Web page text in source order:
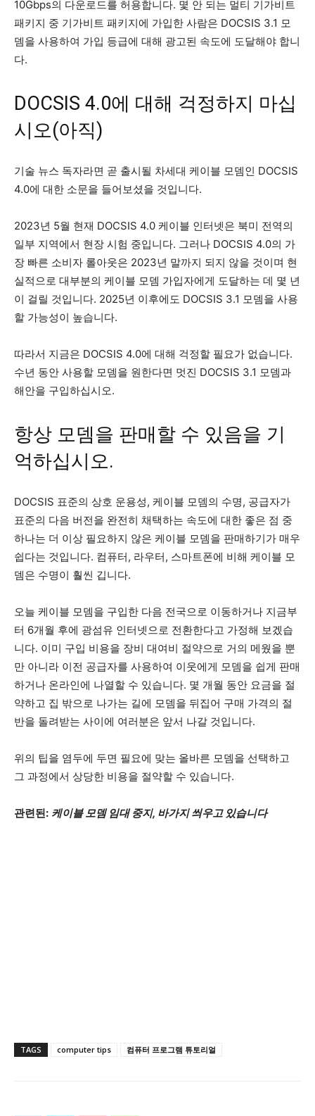
10Gbps의 다운로드를 허용합니다. 몇 안 되는 멀티 기가비트
패키지 중 기가비트 패키지에 가입한 사람은 DOCSIS 3.1 모
뎀을 사용하여 가입 등급에 대해 광고된 속도에 도달해야 합니
다.
DOCSIS 4.0에 대해 걱정하지 마십
시오(아직)
기술 뉴스 독자라면 곧 출시될 차세대 케이블 모뎀인 DOCSIS
4.0에 대한 소문을 들어보셨을 것입니다.
2023년 5월 현재 DOCSIS 4.0 케이블 인터넷은 북미 전역의
일부 지역에서 현장 시험 중입니다. 그러나 DOCSIS 4.0의 가
장 빠른 소비자 롤아웃은 2023년 말까지 되지 않을 것이며 현
실적으로 대부분의 케이블 모뎀 가입자에게 도달하는 데 몇 년
이 걸릴 것입니다. 2025년 이후에도 DOCSIS 3.1 모뎀을 사용
할 가능성이 높습니다.
따라서 지금은 DOCSIS 4.0에 대해 걱정할 필요가 없습니다.
수년 동안 사용할 모뎀을 원한다면 멋진 DOCSIS 3.1 모뎀과
해안을 구입하십시오.
항상 모뎀을 판매할 수 있음을 기
억하십시오.
DOCSIS 표준의 상호 운용성, 케이블 모뎀의 수명, 공급자가
표준의 다음 버전을 완전히 채택하는 속도에 대한 좋은 점 중
하나는 더 이상 필요하지 않은 케이블 모뎀을 판매하기가 매우
쉽다는 것입니다. 컴퓨터, 라우터, 스마트폰에 비해 케이블 모
뎀은 수명이 훨씬 깁니다.
오늘 케이블 모뎀을 구입한 다음 전국으로 이동하거나 지금부
터 6개월 후에 광섬유 인터넷으로 전환한다고 가정해 보겠습
니다. 이미 구입 비용을 장비 대여비 절약으로 거의 메웠을 뿐
만 아니라 이전 공급자를 사용하여 이웃에게 모뎀을 쉽게 판매
하거나 온라인에 나열할 수 있습니다. 몇 개월 동안 요금을 절
약하고 집 밖으로 나가는 길에 모뎀을 뒤집어 구매 가격의 절
반을 돌려받는 사이에 여러분은 앞서 나갈 것입니다.
위의 팁을 염두에 두면 필요에 맞는 올바른 모뎀을 선택하고
그 과정에서 상당한 비용을 절약할 수 있습니다.
관련된: 케이블 모뎀 임대 중지, 바가지 씌우고 있습니다
TAGS computer tips 컴퓨터 프로그램 튜토리얼